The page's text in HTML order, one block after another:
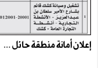
إعلان أمانة منطقة حائل ...